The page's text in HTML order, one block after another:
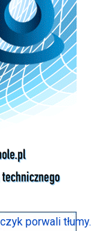
porwali tłumy.